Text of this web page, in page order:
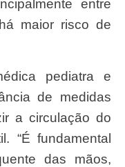
entre
maior risco de
de medidas
a circulação do
“É fundamental
das mãos,